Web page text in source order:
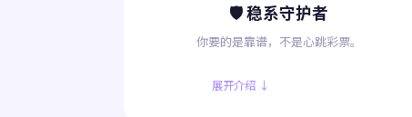
🛡️ 稳系守护者
你要的是靠谱，不是心跳彩票。
展开介绍 ↓